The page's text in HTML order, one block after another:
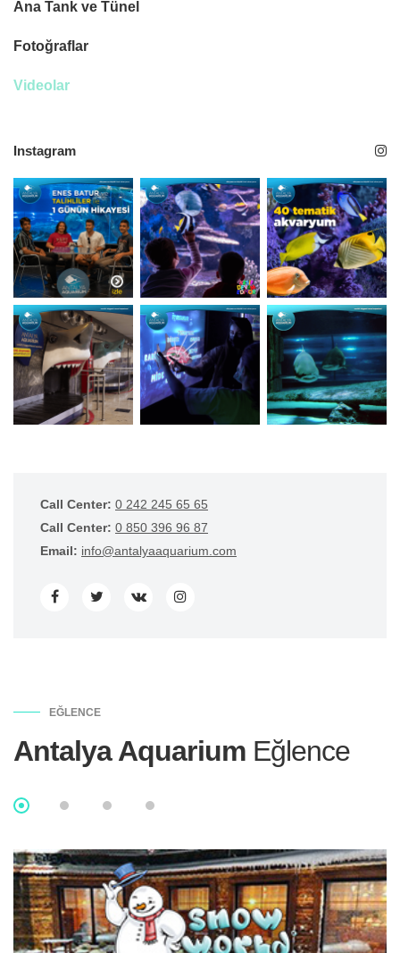
Ana Tank ve Tünel
Fotoğraflar
Videolar
Instagram
Call Center: 0 242 245 65 65
Call Center: 0 850 396 96 87
Email: info@antalyaaquarium.com
EĞLENCE
Antalya Aquarium Eğlence